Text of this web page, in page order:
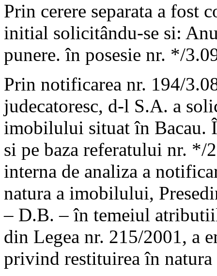
Prin cerere separata a fost
initial solicitându-se si:
punere. în posesie nr. */
Prin notificarea nr. 194/
judecatoresc, d-l S.A. a
imobilului situat în Bacau.
si pe baza referatului nr. */
interna de analiza a
natura a imobilului,
– D.B. – în temeiul
din Legea nr. 215/2001, a
privind restituirea în